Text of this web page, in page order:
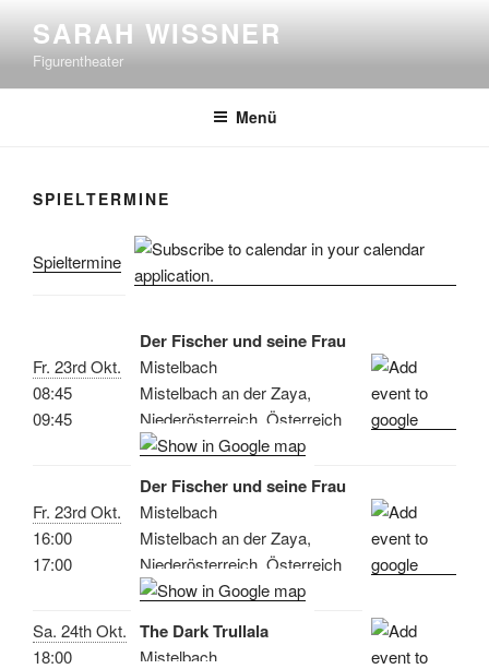
Inhalt
springen
SARAH WISSNER
Figurentheater
Menü
SPIELTERMINE
Spieltermine
Fr. 23rd Okt.
08:45
09:45
Der Fischer und seine Frau
Mistelbach
Mistelbach an der Zaya,
Niederösterreich, Österreich
Fr. 23rd Okt.
16:00
17:00
Der Fischer und seine Frau
Mistelbach
Mistelbach an der Zaya,
Niederösterreich, Österreich
Sa. 24th Okt.
18:00
The Dark Trullala
Mistelbach